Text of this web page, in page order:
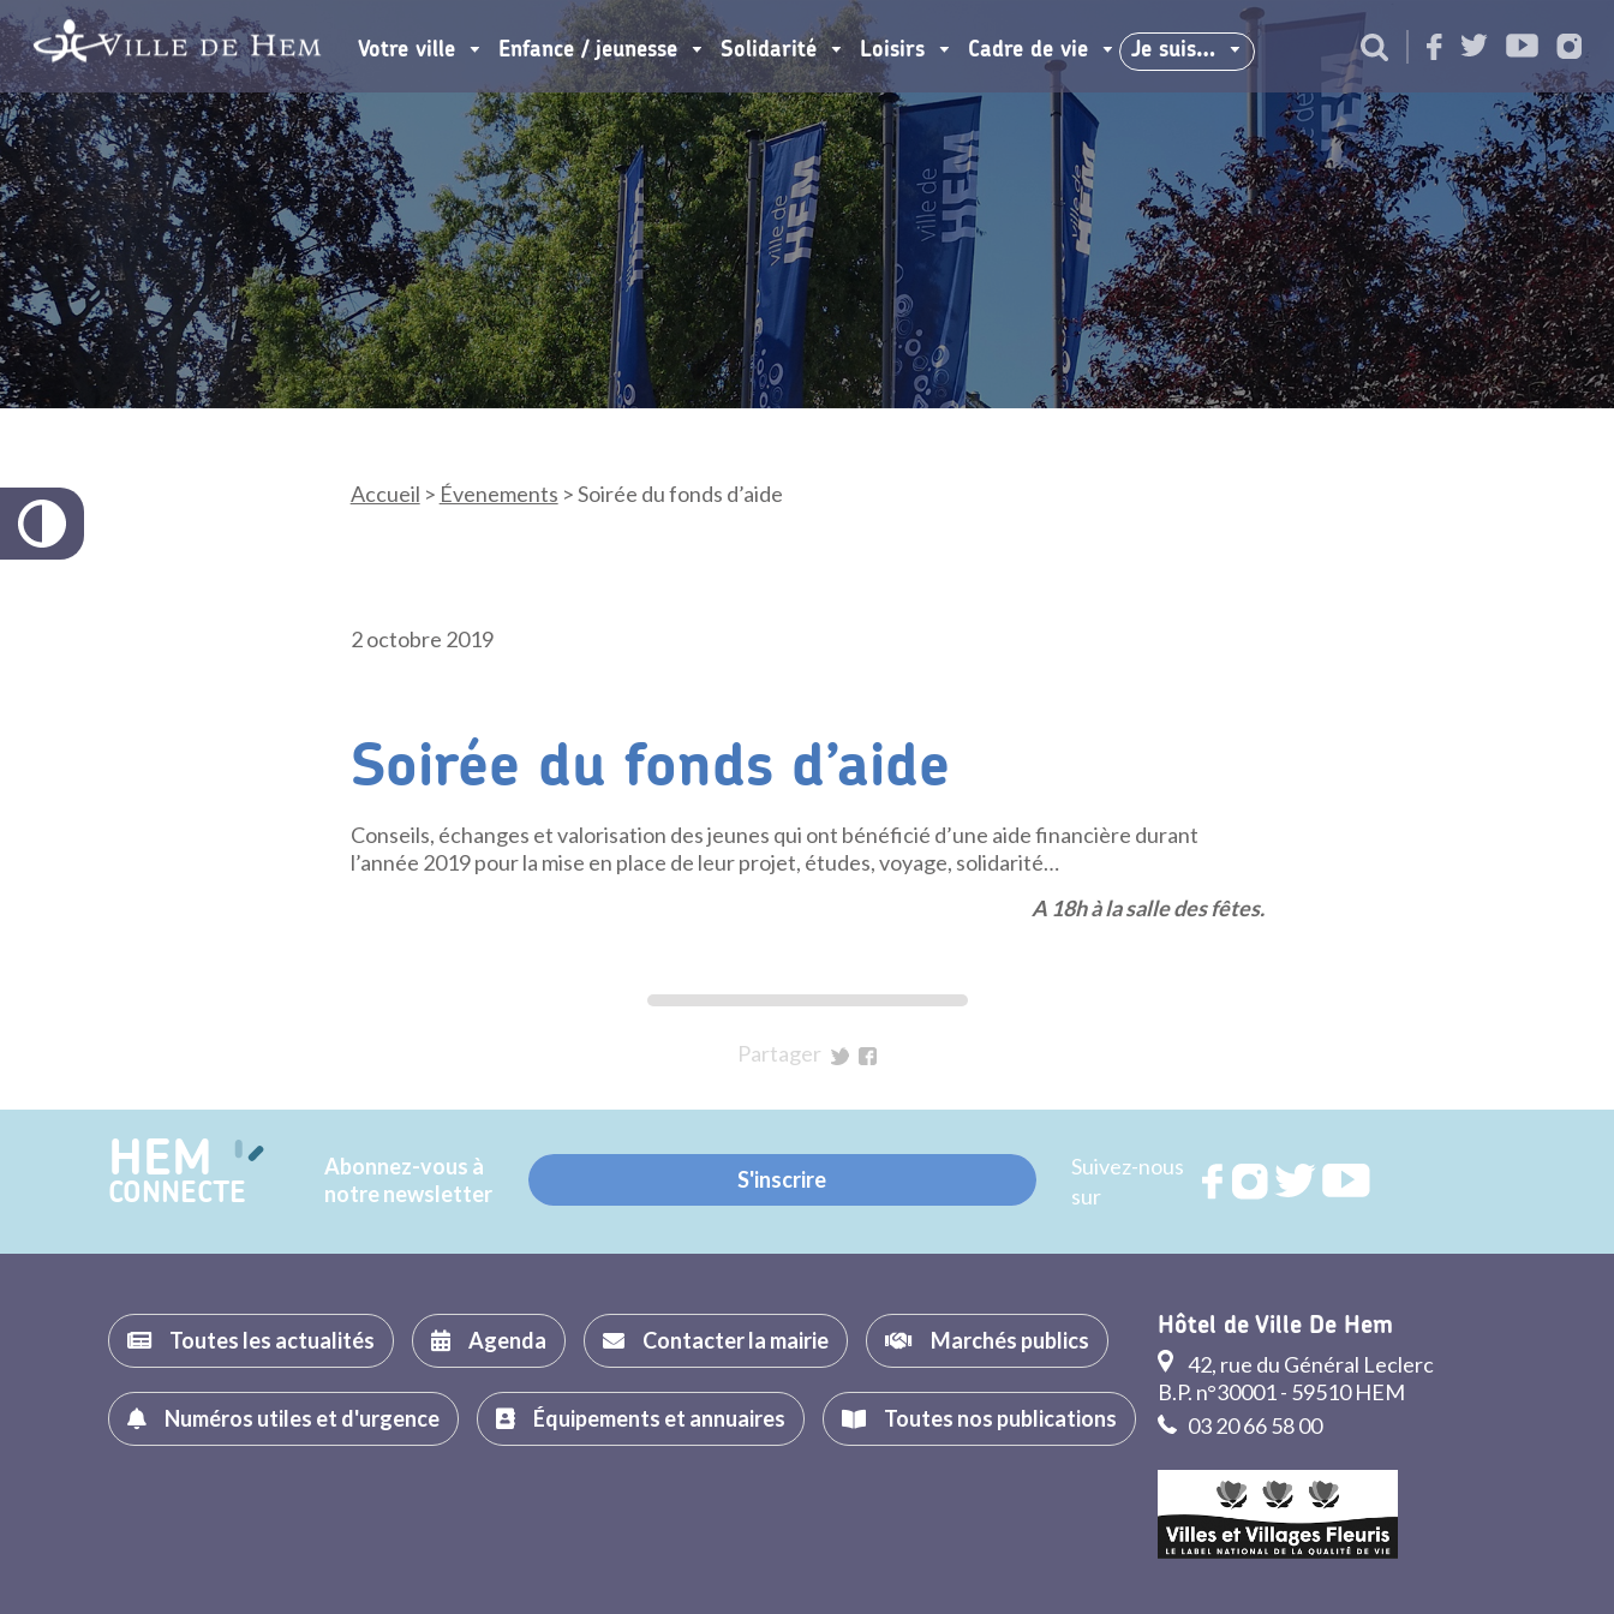
Votre ville Enfance / jeunesse Solidarité Loisirs Cadre de vie Je suis…
Accueil > Évenements >Soirée du fonds d’aide
2 octobre 2019
Soirée du fonds d’aide
Conseils, échanges et valorisation des jeunes qui ont bénéficié d’une aide financière durant
l’année 2019 pour la mise en place de leur projet, études, voyage, solidarité…
A 18h à la salle des fêtes.
Partager
Twitter
Facebook
HEM
CONNECTE
Abonnez-vous à
notre newsletter
S'inscrire
Suivez-nous
sur
RejoignezRejoignezRejoignez
Toutes les actualités Agenda Contacter la mairie Marchés publics
Numéros utiles et d'urgence Équipements et annuaires Toutes nos publications
Hôtel de Ville De Hem
42, rue du Général Leclerc
B.P. n°30001 - 59510 HEM
03 20 66 58 00